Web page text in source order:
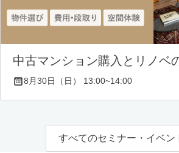
中古マンション購入とリノベ
8月30日（日） 13:00~14:00
すべてのセミナー・イベン